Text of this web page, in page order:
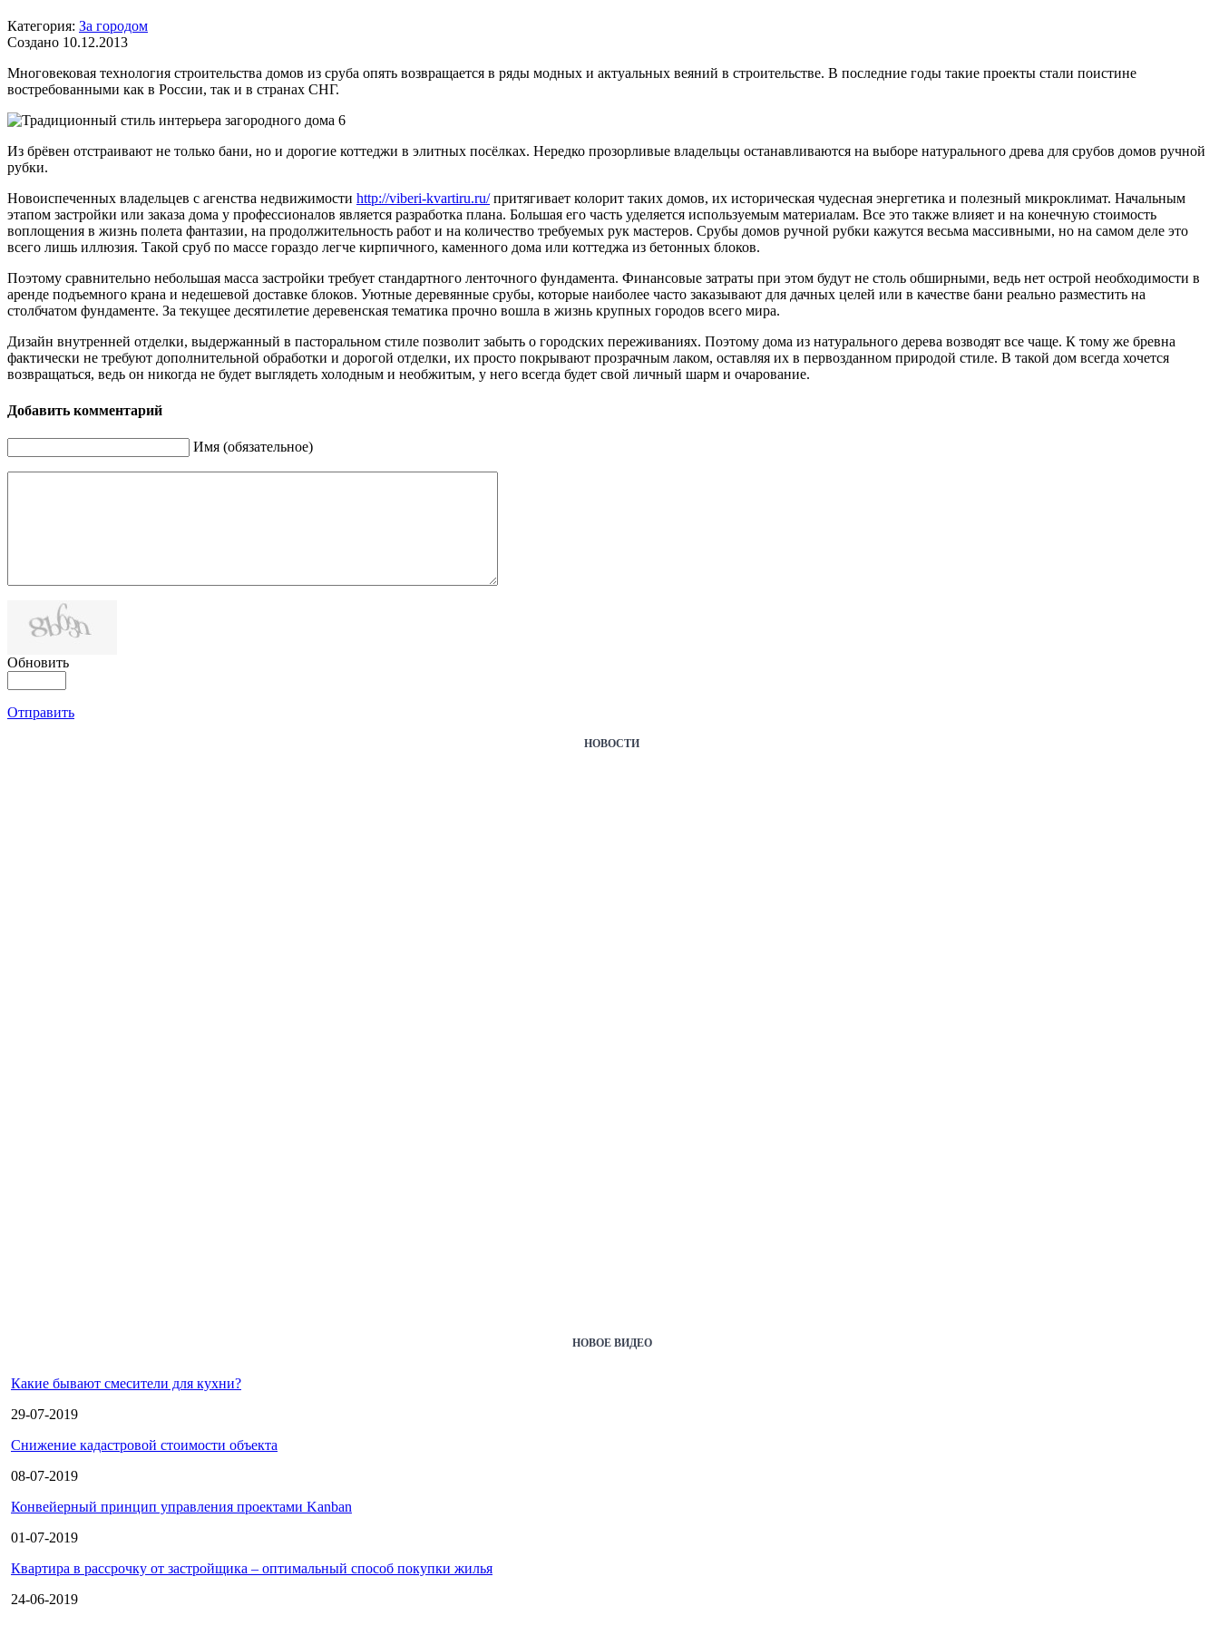
Категория: За городом
Создано 10.12.2013
Многовековая технология строительства домов из сруба опять возвращается в ряды модных и актуальных веяний в строительстве. В последние годы такие проекты стали поистине
востребованными как в России, так и в странах СНГ.
Из брёвен отстраивают не только бани, но и дорогие коттеджи в элитных посёлках. Нередко прозорливые владельцы останавливаются на выборе натурального древа для срубов домов ручной
рубки.
Новоиспеченных владельцев с агенства недвижимости http://viberi-kvartiru.ru/притягивает колорит таких домов, их историческая чудесная энергетика и полезный микроклимат. Начальным
этапом застройки или заказа дома у профессионалов является разработка плана. Большая его часть уделяется используемым материалам. Все это также влияет и на конечную стоимость
воплощения в жизнь полета фантазии, на продолжительность работ и на количество требуемых рук мастеров. Cрубы домов ручной рубки кажутся весьма массивными, но на самом деле это
всего лишь иллюзия. Такой сруб по массе гораздо легче кирпичного, каменного дома или коттеджа из бетонных блоков.
Поэтому сравнительно небольшая масса застройки требует стандартного ленточного фундамента. Финансовые затраты при этом будут не столь обширными, ведь нет острой необходимости в
аренде подъемного крана и недешевой доставке блоков. Уютные деревянные срубы, которые наиболее часто заказывают для дачных целей или в качестве бани реально разместить на
столбчатом фундаменте. За текущее десятилетие деревенская тематика прочно вошла в жизнь крупных городов всего мира.
Дизайн внутренней отделки, выдержанный в пасторальном стиле позволит забыть о городских переживаниях. Поэтому дома из натурального дерева возводят все чаще. К тому же бревна
фактически не требуют дополнительной обработки и дорогой отделки, их просто покрывают прозрачным лаком, оставляя их в первозданном природой стиле. В такой дом всегда хочется
возвращаться, ведь он никогда не будет выглядеть холодным и необжитым, у него всегда будет свой личный шарм и очарование.
Добавить комментарий
Имя (обязательное)
Обновить
Отправить
НОВОСТИ
НОВОЕ ВИДЕО
Какие бывают смесители для кухни?
29-07-2019
Снижение кадастровой стоимости объекта
08-07-2019
Конвейерный принцип управления проектами Kanban
01-07-2019
Квартира в рассрочку от застройщика – оптимальный способ покупки жилья
24-06-2019